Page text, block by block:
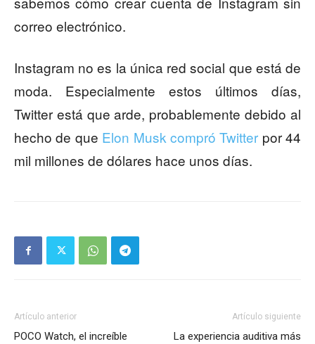
correo electrónico.
Instagram no es la única red social que está de
moda. Especialmente estos últimos días,
Twitter está que arde, probablemente debido al
hecho de que Elon Musk compró Twitter por 44
mil millones de dólares hace unos días.
Artículo anterior
POCO Watch, el increíble
Artículo siguiente
La experiencia auditiva más